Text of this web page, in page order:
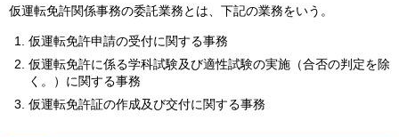
仮運転免許関係事務の委託業務とは、下記の業務をいう。
仮運転免許申請の受付に関する事務
仮運転免許に係る学科試験及び適性試験の実施（合否の判定を除
く。）に関する事務
仮運転免許証の作成及び交付に関する事務